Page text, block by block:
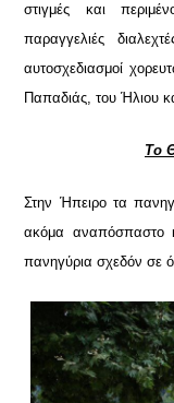
στιγμές και
παραγγελιές
αυτοσχεδιασμοί
Παπαδιάς, του Ήλιου
Το
Στην Ήπειρο τα
ακόμα αναπόσπαστο
πανηγύρια σχεδόν σε